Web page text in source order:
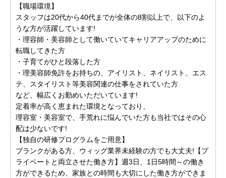
【職場環境】
スタッフは20代から40代までが全体の8割以上で、以下のよ
うな方が活躍しています!
・理容師・美容師として働いていてキャリアアップのために
転職してきた方
・子育てがひと段落した方
・理美容師免許をお持ちの、アイリスト、ネイリスト、エス
テ、スタイリスト等美容関連の仕事をされていた方
など、幅広くお勤めいただいています!
定着率が高く恵まれた環境となっており、
理容室・美容室で、手荒れに悩んでいた方も当社ではその心
配は少ないです!
【独自の研修プログラムをご用意】
ブランクがある方、ウィッグ業界未経験の方でも大丈夫!【プ
ライベートと両立させた働き方】週3日、1日5時間～の働き
方ができるため、家族との時間も大切にした働き方ができま